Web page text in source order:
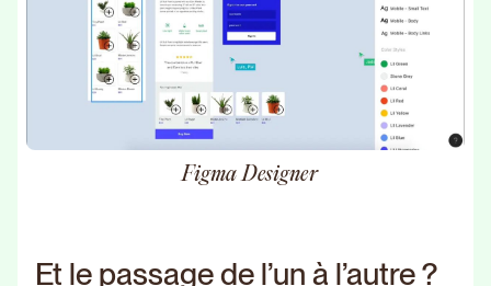
Figma Designer
Et le passage de l’un à l’autre ?